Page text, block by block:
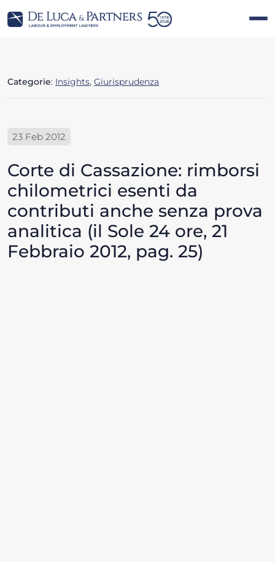
Categorie: Insights, Giurisprudenza
23 Feb 2012
Corte di Cassazione: rimborsi
chilometrici esenti da
contributi anche senza prova
analitica (il Sole 24 ore, 21
Febbraio 2012, pag. 25)